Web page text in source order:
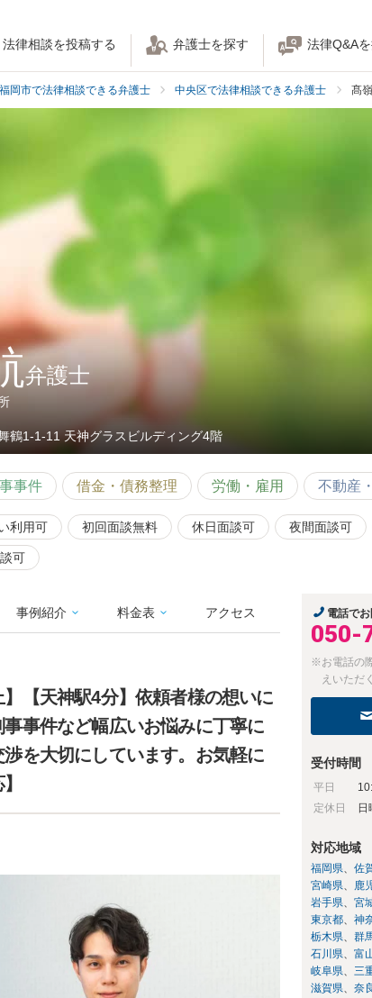
法律相談を投稿する 弁護士を探す 法律Q&A
福岡市で法律相談できる弁護士 中央区で法律相談できる弁護士 髙
弁護士
鶴1-1-11 天神グラスビルディング4階
事件 借金・債務整理 労働・雇用 不動産
利用可 初回面談無料 休日面談可 夜間面談可
可
事例紹介 料金表 アクセス
【天神駅4分】依頼者様の想いに
事件など幅広いお悩みに丁寧に
を大切にしています。お気軽に
電話で
050-
※お電話の
えいただ
受付時間
平日
定休日
日
対応地域
福岡県 佐
宮崎県
鹿
岩手県
宮
東京都
神
栃木県
群
石川県
富
岐阜県
三
滋賀県
奈